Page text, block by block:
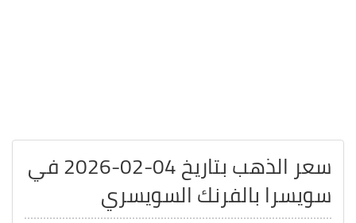
سعر الذهب بتاريخ 04-02-2026 في
سويسرا بالفرنك السويسري